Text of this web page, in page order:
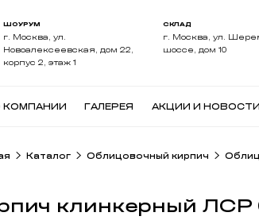
ШОУРУМ
г. Москва, ул.
Новоалексеевская, дом 22,
корпус 2, этаж 1
СКЛАД
г. Москва, ул.
шоссе, дом 10
КОМПАНИИ ГАЛЕРЕЯ АКЦИИ И НОВОСТИ
Каталог Облицовочный кирпич
клинкерный